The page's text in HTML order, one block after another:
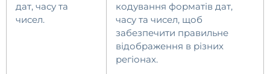
дат, часу та
чисел.
кодування форматів дат,
часу та чисел, щоб
забезпечити правильне
відображення в різних
регіонах.